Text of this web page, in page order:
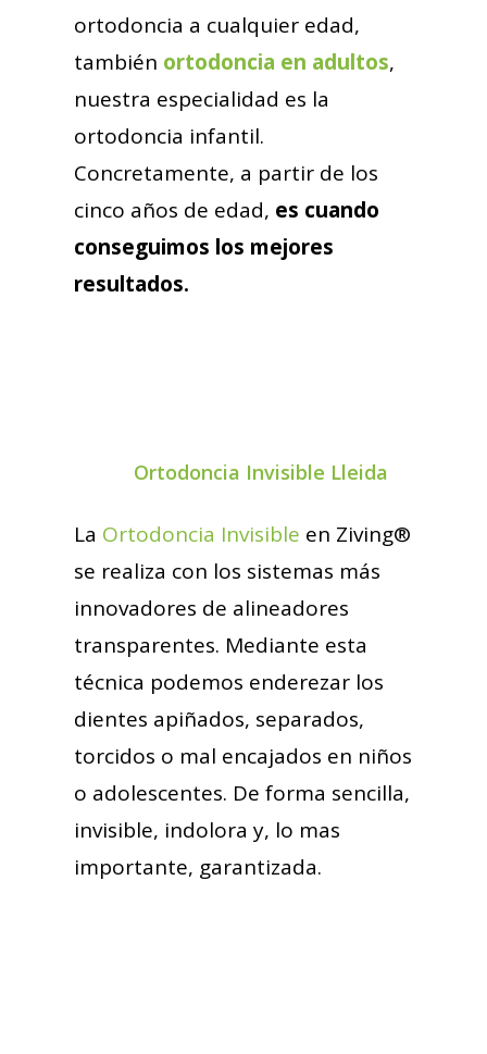
ortodoncia a cualquier edad,
también ortodoncia en adultos,
nuestra especialidad es la
ortodoncia infantil.
Concretamente, a partir de los
cinco años de edad, es cuando
conseguimos los mejores
resultados.
Ortodoncia Invisible Lleida
La Ortodoncia Invisible en Ziving®
se realiza con los sistemas más
innovadores de alineadores
transparentes. Mediante esta
técnica podemos enderezar los
dientes apiñados, separados,
torcidos o mal encajados en niños
o adolescentes. De forma sencilla,
invisible, indolora y, lo mas
importante, garantizada.